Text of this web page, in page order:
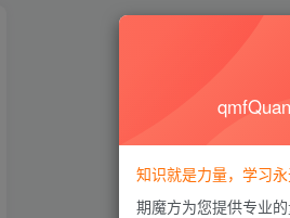
知识就是力量，学习
期魔方为您提供专业